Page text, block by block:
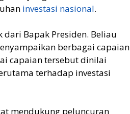
investasi nasional.
Bapak Presiden. Beliau
berbagai capaian
capaian tersebut dinilai
terhadap investasi
mendukung peluncuran